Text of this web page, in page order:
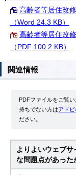
高齢者等居住改
（Word 24.3 KB）
高齢者等居住改
（PDF 100.2 KB）
関連情報
PDFファイルをご覧
持ちでない方はアド
ださい。
よりよいウェブ
な問題点があった